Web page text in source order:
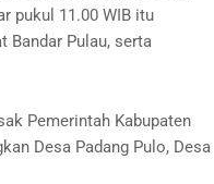
pukul 11.00 WIB itu
Bandar Pulau, serta
Pemerintah Kabupaten
Desa Padang Pulo, Desa